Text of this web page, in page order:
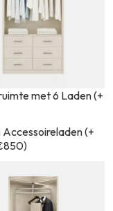
met 6 Laden (+
Accessoireladen (+